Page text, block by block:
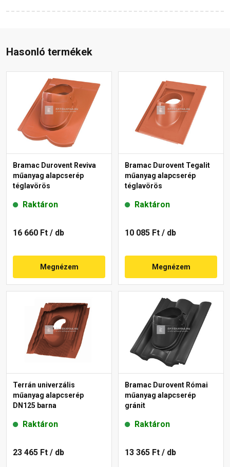
Hasonló termékek
Bramac Durovent Reviva
műanyag alapcserép
téglavörös
Raktáron
16 660 Ft / db
Megnézem
Bramac Durovent Tegalit
műanyag alapcserép
téglavörös
Raktáron
10 085 Ft / db
Megnézem
Terrán univerzális
műanyag alapcserép
DN125 barna
Raktáron
23 465 Ft / db
Bramac Durovent Római
műanyag alapcserép
gránit
Raktáron
13 365 Ft / db